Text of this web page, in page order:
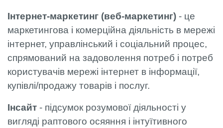
Інтернет-маркетинг (веб-маркетинг) - це
маркетингова і комерційна діяльність в мережі
інтернет, управлінський і соціальний процес,
спрямований на задоволення потреб і потреб
користувачів мережі інтернет в інформації,
купівлі/продажу товарів і послуг.
Інсайт - підсумок розумової діяльності у
вигляді раптового осяяння і інтуїтивного